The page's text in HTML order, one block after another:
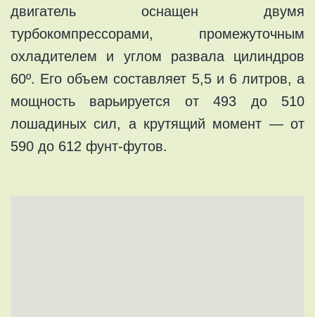
двигатель оснащен двумя
турбокомпрессорами, промежуточным
охладителем и углом развала цилиндров
60º. Его объем составляет 5,5 и 6 литров, а
мощность варьируется от 493 до 510
лошадиных сил, а крутящий момент — от
590 до 612 фунт-футов.